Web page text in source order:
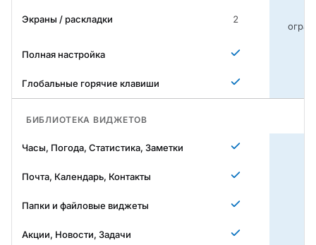
Экраны / раскладки 2
Полная настройка
Глобальные горячие клавиши
БИБЛИОТЕКА ВИДЖЕТОВ
Часы, Погода, Статистика, Заметки
Почта, Календарь, Контакты
Папки и файловые виджеты
Акции, Новости, Задачи